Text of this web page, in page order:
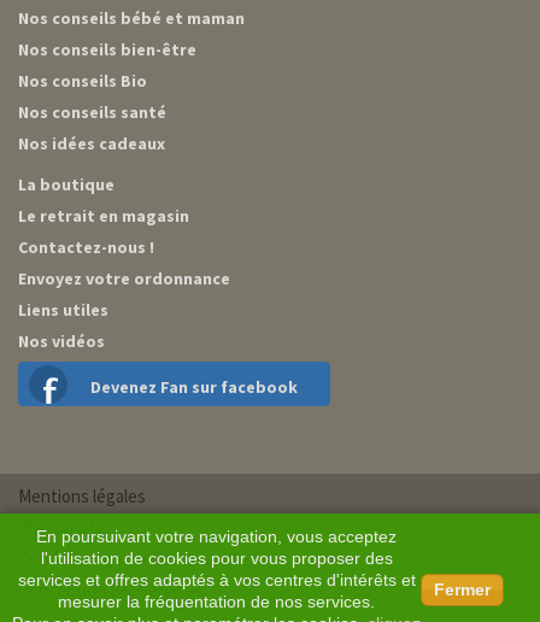
Nos conseils bébé et maman
Nos conseils bien-être
Nos conseils Bio
Nos conseils santé
Nos idées cadeaux
La boutique
Le retrait en magasin
Contactez-nous !
Envoyez votre ordonnance
Liens utiles
Nos vidéos
Devenez Fan sur facebook
En poursuivant votre navigation, vous acceptez
l'utilisation de cookies pour vous proposer des
services et offres adaptés à vos centres d'intérêts et
mesurer la fréquentation de nos services.
Fermer
Mentions légales
Plan du site
Conditions générales de vente
Conception BM Services